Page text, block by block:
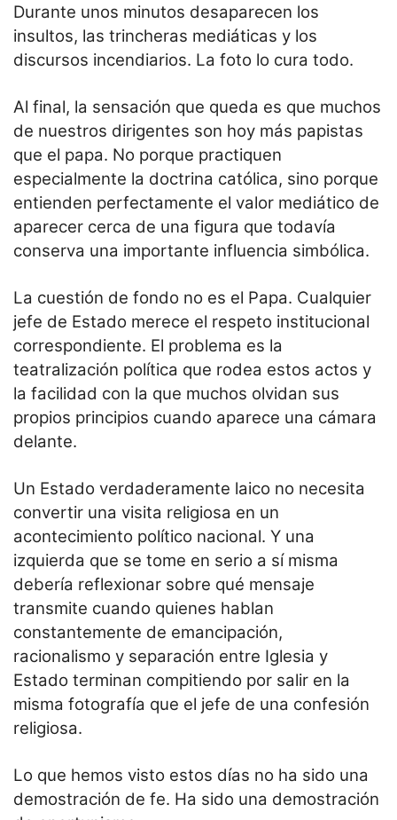
Durante unos minutos desaparecen los
insultos, las trincheras mediáticas y los
discursos incendiarios. La foto lo cura todo.
Al final, la sensación que queda es que muchos
de nuestros dirigentes son hoy más papistas
que el papa. No porque practiquen
especialmente la doctrina católica, sino porque
entienden perfectamente el valor mediático de
aparecer cerca de una figura que todavía
conserva una importante influencia simbólica.
La cuestión de fondo no es el Papa. Cualquier
jefe de Estado merece el respeto institucional
correspondiente. El problema es la
teatralización política que rodea estos actos y
la facilidad con la que muchos olvidan sus
propios principios cuando aparece una cámara
delante.
Un Estado verdaderamente laico no necesita
convertir una visita religiosa en un
acontecimiento político nacional. Y una
izquierda que se tome en serio a sí misma
debería reflexionar sobre qué mensaje
transmite cuando quienes hablan
constantemente de emancipación,
racionalismo y separación entre Iglesia y
Estado terminan compitiendo por salir en la
misma fotografía que el jefe de una confesión
religiosa.
Lo que hemos visto estos días no ha sido una
demostración de fe. Ha sido una demostración